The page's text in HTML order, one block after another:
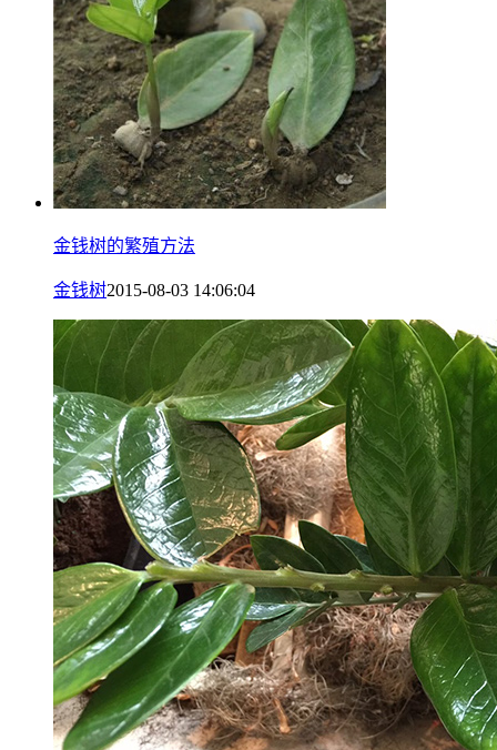
金钱树的繁殖方法
金钱树2015-08-03 14:06:04